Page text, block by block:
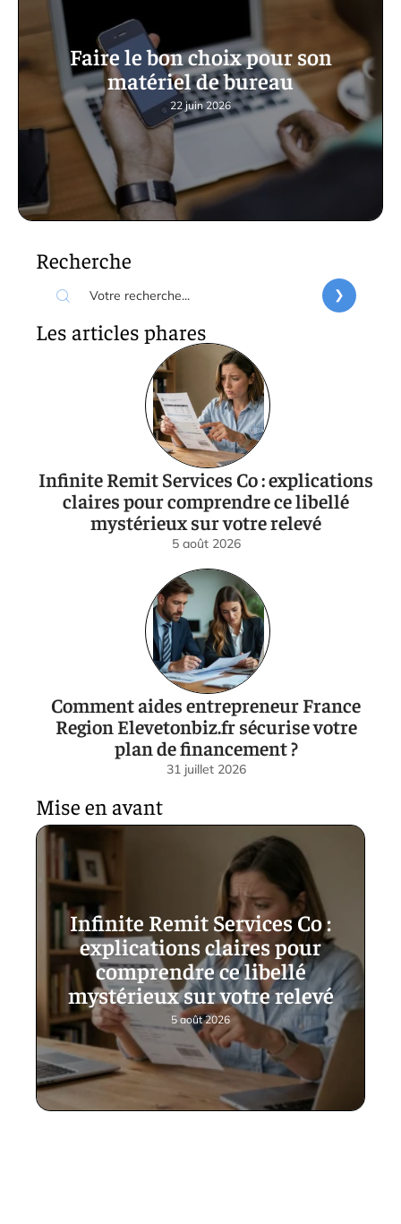
Faire le bon choix pour son
matériel de bureau
22 juin 2026
Recherche
Les articles phares
Infinite Remit Services Co : explications
claires pour comprendre ce libellé
mystérieux sur votre relevé
5 août 2026
Comment aides entrepreneur France
Region Elevetonbiz.fr sécurise votre
plan de financement ?
31 juillet 2026
Mise en avant
Infinite Remit Services Co :
explications claires pour
comprendre ce libellé
mystérieux sur votre relevé
5 août 2026